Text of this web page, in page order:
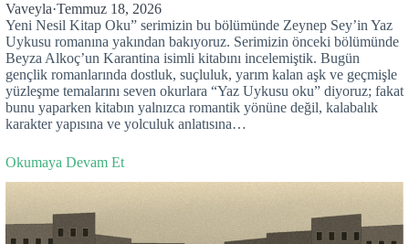
Vaveyla·Temmuz 18, 2026
Yeni Nesil Kitap Oku” serimizin bu bölümünde Zeynep Sey’in Yaz
Uykusu romanına yakından bakıyoruz. Serimizin önceki bölümünde
Beyza Alkoç’un Karantina isimli kitabını incelemiştik. Bugün
gençlik romanlarında dostluk, suçluluk, yarım kalan aşk ve geçmişle
yüzleşme temalarını seven okurlara “Yaz Uykusu oku” diyoruz; fakat
bunu yaparken kitabın yalnızca romantik yönüne değil, kalabalık
karakter yapısına ve yolculuk anlatısına…
Okumaya Devam Et